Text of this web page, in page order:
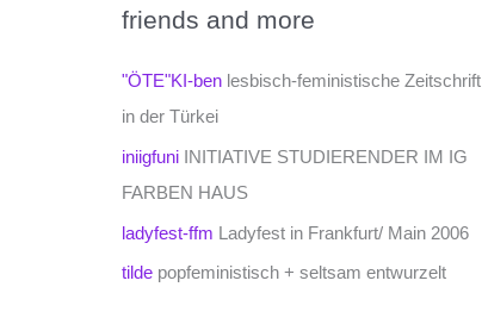
friends and more
"ÖTE"KI-ben lesbisch-feministische Zeitschrift
in der Türkei
iniigfuni INITIATIVE STUDIERENDER IM IG
FARBEN HAUS
ladyfest-ffm Ladyfest in Frankfurt/ Main 2006
tilde popfeministisch + seltsam entwurzelt